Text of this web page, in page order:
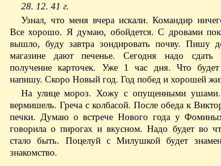
28. 12. 41 г.
Узнал, что меня вчера искали. Командир
Все хорошо. Я думаю, обойдется. С дровами
вышло, буду завтра зондировать почву. Пишу
магазине дают печенье. Сегодня надо сдать
получение карточек. Уже 1 час дня. Что
напишу. Скоро Новый год. Год побед и хорошей
На улице мороз. Хожу с опущенными
вермишель. Греча с колбасой. После обеда к
печки. Думаю о встрече Нового года у
говорила о пирогах и вкусном. Надо будет во
стало быть. Поцелуй с Милушкой будет
знакомство.